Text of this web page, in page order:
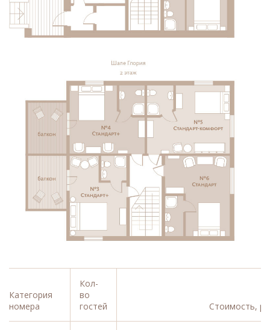
Категория
номера
Кол-
во
гостей
Стоимость,